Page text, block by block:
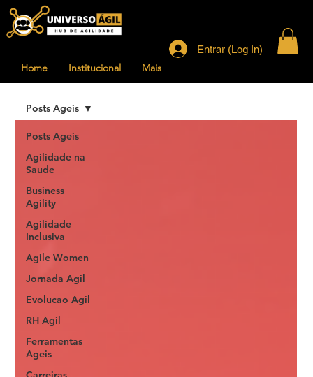
Home Institucional Mais
Entrar (Log In)
Posts Ageis
Agilidade na
Saude
Business
Agility
Agilidade
Inclusiva
Agile Women
Jornada Agil
Evolucao Agil
RH Agil
Ferramentas
Ageis
Posts Ageis